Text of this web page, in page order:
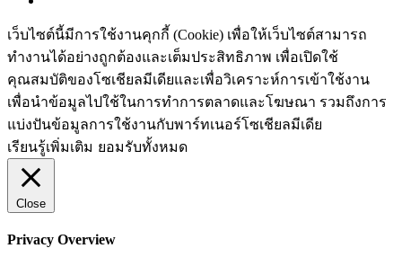
เว็บไซต์นี้มีการใช้งานคุกกี้ (Cookie) เพื่อให้เว็บไซต์สามารถ
ทำงานได้อย่างถูกต้องและเต็มประสิทธิภาพ​ เพื่อเปิดใช้
คุณสมบัติของโซเชียล​มีเดียและเพื่อวิเคราะห์การเข้าใช้งาน
เพื่อนำข้อมูลไปใช้ในการทำการตลาดและโฆษณา​ รวมถึงการ
แบ่งปันข้อมูลการใช้งานกับพาร์ทเนอร์​โซเชียล​มีเดีย
เรียนรู้เพิ่มเติม ยอมรับทั้งหมด
Close
Privacy Overview